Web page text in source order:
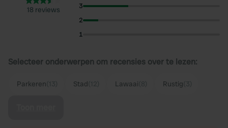
18 reviews
3
2
1
Selecteer onderwerpen om recensies over te lezen:
Parkeren Stad Lawaai Rustig